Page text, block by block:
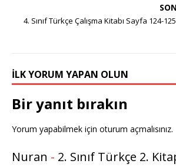
4. Sınıf Türkçe Çalışma Kitabı Sayfa 124-
İLK YORUM YAPAN OLUN
Bir yanıt bırakın
Yorum yapabilmek için oturum açmalısınız.
Nuran - 2. Sınıf Türkçe 2.